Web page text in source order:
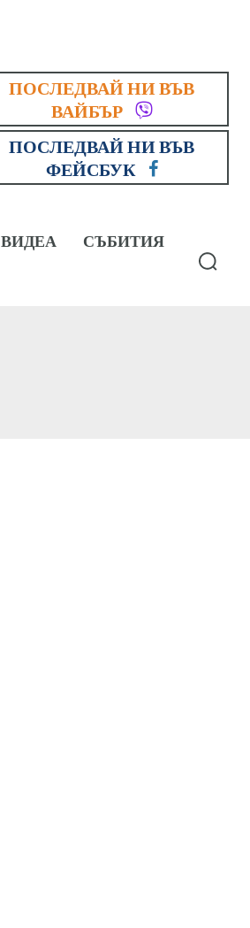
ПОСЛЕДВАЙ НИ ВЪВ
ВАЙБЪР
ПОСЛЕДВАЙ НИ ВЪВ
ФЕЙСБУК
ВИДЕА СЪБИТИЯ